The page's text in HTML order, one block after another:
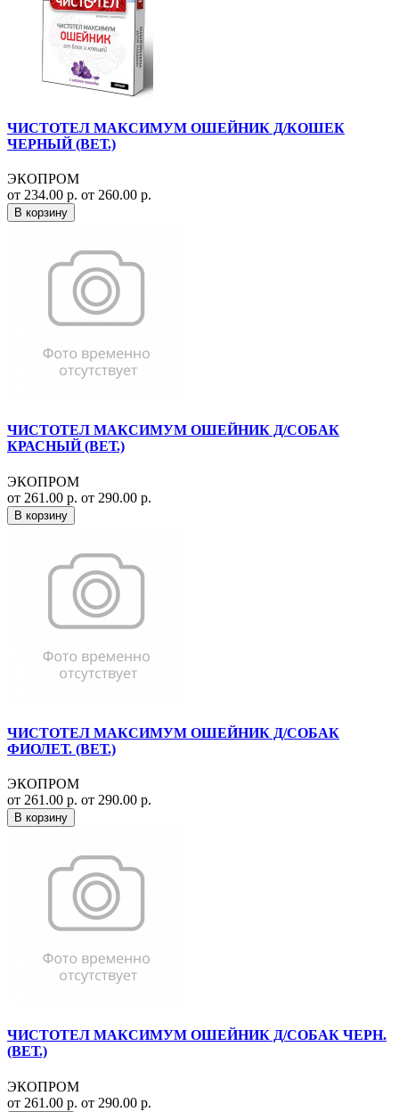
ЧИСТОТЕЛ МАКСИМУМ ОШЕЙНИК Д/КОШЕК
ЧЕРНЫЙ (ВЕТ.)
ЭКОПРОМ
от 234.00 р. от 260.00 р.
В корзину
ЧИСТОТЕЛ МАКСИМУМ ОШЕЙНИК Д/СОБАК
КРАСНЫЙ (ВЕТ.)
ЭКОПРОМ
от 261.00 р. от 290.00 р.
В корзину
ЧИСТОТЕЛ МАКСИМУМ ОШЕЙНИК Д/СОБАК
ФИОЛЕТ. (ВЕТ.)
ЭКОПРОМ
от 261.00 р. от 290.00 р.
В корзину
ЧИСТОТЕЛ МАКСИМУМ ОШЕЙНИК Д/СОБАК ЧЕРН.
(ВЕТ.)
ЭКОПРОМ
от 261.00 р. от 290.00 р.